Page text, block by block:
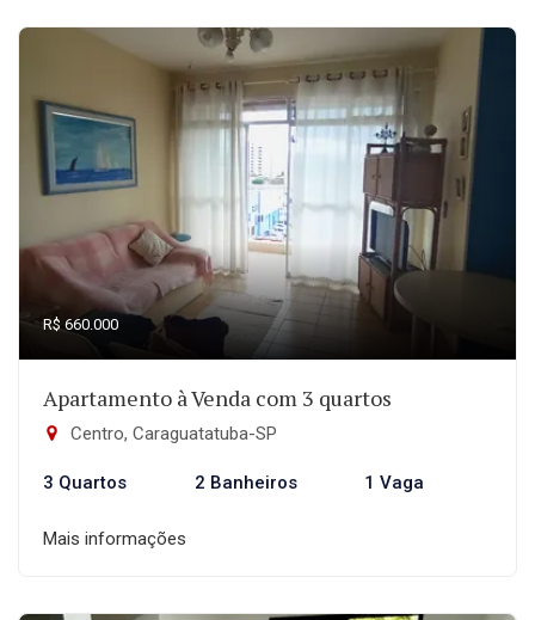
R$ 660.000
Apartamento à Venda com 3 quartos
Centro, Caraguatatuba-SP
3 Quartos 2 Banheiros 1 Vaga
Mais informações